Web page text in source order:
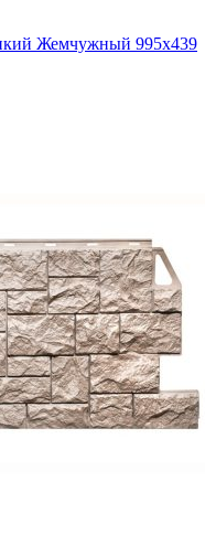
Жемчужный 995х439